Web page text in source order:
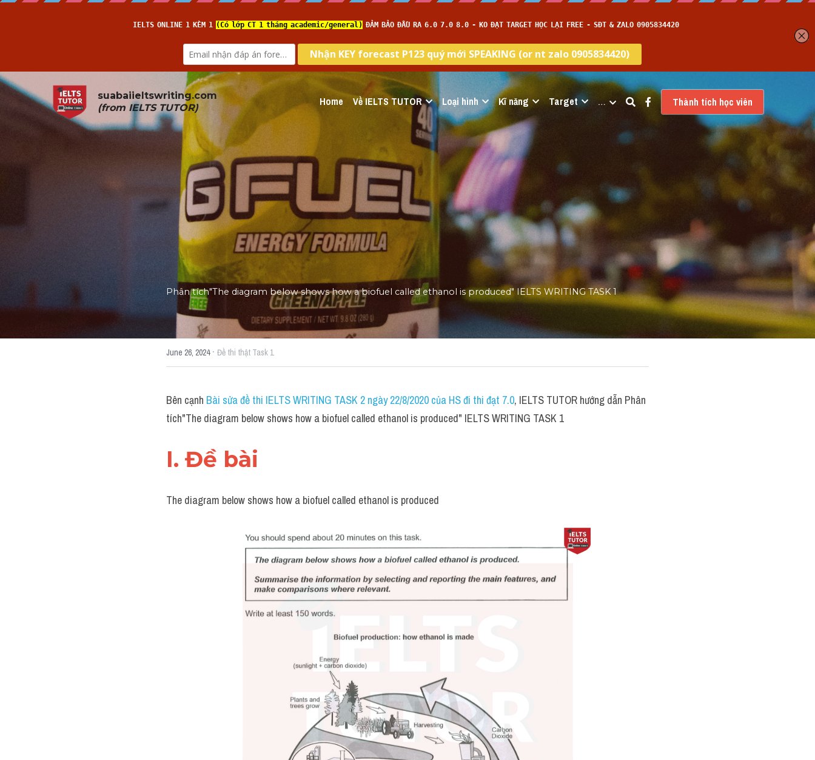
suabaiieltswriting.com
(from IELTS TUTOR) Home Về IELTS TUTOR Loại hình Kĩ năng Target … Thành tích học viên
Phân tích"The diagram below shows how a biofuel called ethanol is produced" IELTS WRITING TASK 1
June 26, 2024· Đề thi thật Task 1
Bên cạnh Bài sửa đề thi IELTS WRITING TASK 2 ngày 22/8/2020 của HS đi thi đạt 7.0, IELTS TUTOR hướng dẫn Phân
tích"The diagram below shows how a biofuel called ethanol is produced" IELTS WRITING TASK 1
I. Đề bài
The diagram below shows how a biofuel called ethanol is produced